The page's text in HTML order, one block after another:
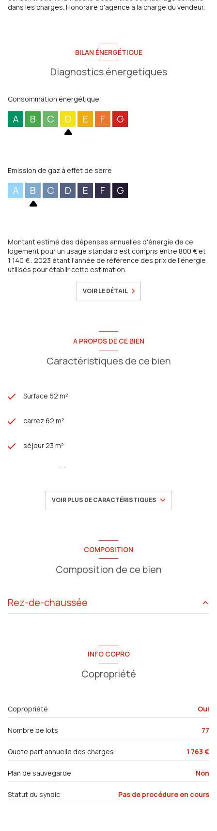
dans les charges. Honoraire d'agence à la charge du vendeur.
BILAN ÉNERGÉTIQUE
Diagnostics énergetiques
Consommation énergétique
A B C D E F G
Emission de gaz à effet de serre
A B C D E F G
Montant estimé des dépenses annuelles d'énergie de ce
logement pour un usage standard est compris entre 800 € et
1 140 € . 2023 étant l'année de référence des prix de l'énergie
utilisés pour établir cette estimation.
VOIR LE DÉTAIL
A PROPOS DE CE BIEN
Caractéristiques de ce bien
Surface 62 m²
carrez 62 m²
séjour 23 m²
2 chambre(s)
Chauffage individuel : radiateur (electrique)
vue dégagée
interphone
VOIR PLUS DE CARACTÉRISTIQUES
COMPOSITION
Composition de ce bien
Rez-de-chaussée
INFO COPRO
Copropriété
Copropriété Oui
Nombre de lots 77
Quote part annuelle des charges 1 763 €
Plan de sauvegarde Non
Statut du syndic Pas de procédure en cours